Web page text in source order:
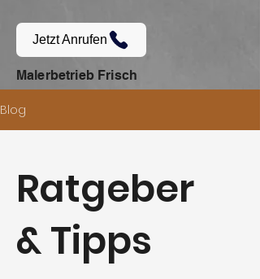
Jetzt Anrufen
Malerbetrieb Frisch
Blog
Ratgeber
& Tipps